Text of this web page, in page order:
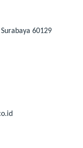
60129